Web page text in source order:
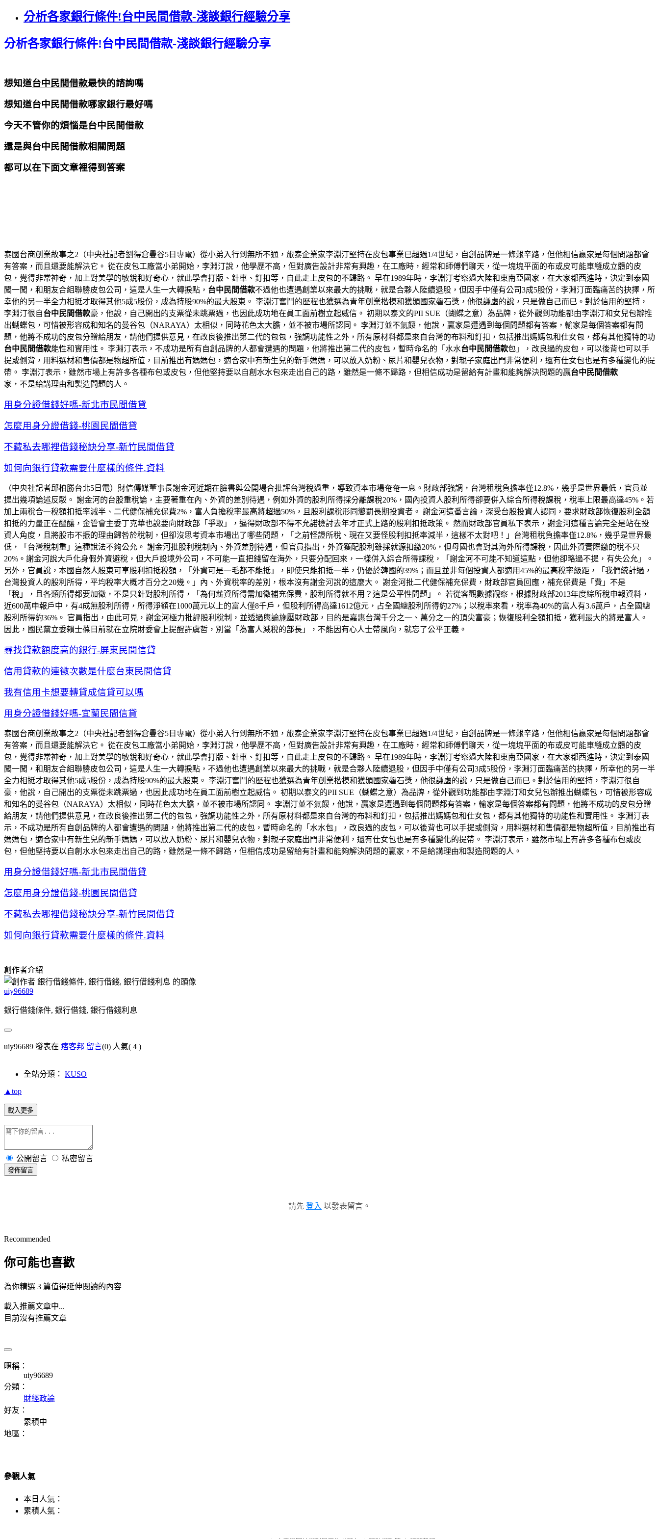
分析各家銀行條件!台中民間借款-淺談銀行經驗分享
分析各家銀行條件!台中民間借款-淺談銀行經驗分享
想知道台中民間借款最快的諮詢嗎
想知道台中民間借款哪家銀行最好嗎
今天不管你的煩惱是台中民間借款
還是與台中民間借款相關問題
都可以在下面文章裡得到答案
泰國台商創業故事之2（中央社記者劉得倉曼谷5日專電）從小弟入行到無所不通，旅泰企業家李淵汀堅持在皮包事業已超過1/4世紀，自創品牌是一條艱辛路，但他相信贏家是每個問題都會
有答案，而且還要能解決它。 從在皮包工廠當小弟開始，李淵汀說，他學歷不高，但對廣告設計非常有興趣，在工廠時，經常和師傅們聊天，從一塊塊平面的布或皮可能車縫成立體的皮
包，覺得非常神奇，加上對美學的敏銳和好奇心，就此學會打版、針車、釘扣等，自此走上皮包的不歸路。 早在1989年時，李淵汀考察過大陸和東南亞國家，在大家都西進時，決定到泰國
闖一闖，和朋友合組聯勝皮包公司，這是人生一大轉捩點， 台中民間借款不過他也遭遇創業以來最大的挑戰，就是合夥人陸續退股，但因手中僅有公司3成5股份，李淵汀面臨痛苦的抉擇，所
幸他的另一半全力相挺才取得其他5成5股份，成為持股90%的最大股東。 李淵汀奮鬥的歷程也獲選為青年創業楷模和獲頒國家磐石獎，他很謙虛的說，只是做自己而已。對於信用的堅持，
李淵汀很自台中民間借款豪，他說，自己開出的支票從未跳票過，也因此成功地在員工面前樹立起威信。 初期以泰文的PII SUE（蝴蝶之意）為品牌，從外觀到功能都由李淵汀和女兒包辦推
出蝴蝶包，可惜被形容成和知名的曼谷包（NARAYA）太相似，同時花色太大膽，並不被市場所認同。 李淵汀並不氣餒，他說，贏家是遭遇到每個問題都有答案，輸家是每個答案都有問
題，他將不成功的皮包分贈給朋友，請他們提供意見，在改良後推出第二代的包包，強調功能性之外，所有原材料都是來自台灣的布料和釘扣，包括推出媽媽包和仕女包，都有其他獨特的功
台中民間借款能性和實用性。 李淵汀表示，不成功是所有自創品牌的人都會遭遇的問題，他將推出第二代的皮包，暫時命名的「水水台中民間借款包」，改良過的皮包，可以後背也可以手
提或側背，用料選材和售價都是物超所值，目前推出有媽媽包，適合家中有新生兒的新手媽媽，可以放入奶粉、尿片和嬰兒衣物，對親子家庭出門非常便利，還有仕女包也是有多種變化的提
帶。 李淵汀表示，雖然市場上有許多各種布包或皮包，但他堅持要以自創水水包來走出自己的路，雖然是一條不歸路，但相信成功是留給有計畫和能夠解決問題的贏台中民間借款
家，不是給講理由和製造問題的人。
用身分證借錢好嗎-新北市民間借貸
怎麼用身分證借錢-桃園民間借貸
不藏私去哪裡借錢秘訣分享-新竹民間借貸
如何向銀行貸款需要什麼樣的條件.資料
（中央社記者邱柏勝台北5日電）財信傳媒董事長謝金河近期在臉書與公開場合批評台灣稅過重，導致資本市場奄奄一息。財政部強調，台灣租稅負擔率僅12.8%，幾乎是世界最低，官員並
提出幾項論述反駁。 謝金河的台股重稅論，主要著重在內、外資的差別待遇，例如外資的股利所得採分離課稅20%，國內投資人股利所得卻要併入綜合所得稅課稅，稅率上限最高達45%。若
加上兩稅合一稅額扣抵率減半、二代健保補充保費2%，富人負擔稅率最高將超過50%，且股利課稅形同懲罰長期投資者。 謝金河這番言論，深受台股投資人認同，要求財政部恢復股利全額
扣抵的力量正在醞釀，金管會主委丁克華也說要向財政部「爭取」，逼得財政部不得不允諾檢討去年才正式上路的股利扣抵政策。 然而財政部官員私下表示，謝金河這種言論完全是站在投
資人角度，且將股市不振的理由歸咎於稅制，但卻沒思考資本市場出了哪些問題，「之前怪證所稅、現在又要怪股利扣抵率減半，這樣不太對吧！」台灣租稅負擔率僅12.8%，幾乎是世界最
低，「台灣稅制重」這種說法不夠公允。 謝金河批股利稅制內、外資差別待遇，但官員指出，外資獲配股利雖採就源扣繳20%，但母國也會對其海外所得課稅，因此外資實際繳的稅不只
20%。謝金河說大戶化身假外資避稅，但大戶設境外公司，不可能一直把錢留在海外，只要分配回來，一樣併入綜合所得課稅，「謝金河不可能不知道這點，但他卻略過不提，有失公允」。
另外，官員說，本國自然人股東可享股利扣抵稅額，「外資可是一毛都不能抵」，即使只能扣抵一半，仍優於韓國的39%；而且並非每個投資人都適用45%的最高稅率級距，「我們統計過，
台灣投資人的股利所得，平均稅率大概才百分之20幾。」內、外資稅率的差別，根本沒有謝金河說的這麼大。 謝金河批二代健保補充保費，財政部官員回應，補充保費是「費」不是
「稅」，且各類所得都要加徵，不是只針對股利所得，「為何薪資所得需加徵補充保費，股利所得就不用？這是公平性問題」。 若從客觀數據觀察，根據財政部2013年度綜所稅申報資料，
近600萬申報戶中，有4成無股利所得，所得淨額在1000萬元以上的富人僅8千戶，但股利所得高達1612億元，占全國總股利所得約27%；以稅率來看，稅率為40%的富人有3.6萬戶，占全國總
股利所得約36%。 官員指出，由此可見，謝金河極力批評股利稅制，並透過輿論施壓財政部，目的是嘉惠台灣千分之一、萬分之一的頂尖富豪；恢復股利全額扣抵，獲利最大的將是富人。
因此，國民黨立委賴士葆日前就在立院財委會上提醒許虞哲，別當「為富人減稅的部長」，不能因有心人士帶風向，就忘了公平正義。
尋找貸款額度高的銀行-屏東民間信貸
信用貸款的連徵次數是什麼台東民間信貸
我有信用卡想要轉貸成信貸可以嗎
用身分證借錢好嗎-宜蘭民間信貸
泰國台商創業故事之2（中央社記者劉得倉曼谷5日專電）從小弟入行到無所不通，旅泰企業家李淵汀堅持在皮包事業已超過1/4世紀，自創品牌是一條艱辛路，但他相信贏家是每個問題都會
有答案，而且還要能解決它。 從在皮包工廠當小弟開始，李淵汀說，他學歷不高，但對廣告設計非常有興趣，在工廠時，經常和師傅們聊天，從一塊塊平面的布或皮可能車縫成立體的皮
包，覺得非常神奇，加上對美學的敏銳和好奇心，就此學會打版、針車、釘扣等，自此走上皮包的不歸路。 早在1989年時，李淵汀考察過大陸和東南亞國家，在大家都西進時，決定到泰國
闖一闖，和朋友合組聯勝皮包公司，這是人生一大轉捩點，不過他也遭遇創業以來最大的挑戰，就是合夥人陸續退股，但因手中僅有公司3成5股份，李淵汀面臨痛苦的抉擇，所幸他的另一半
全力相挺才取得其他5成5股份，成為持股90%的最大股東。 李淵汀奮鬥的歷程也獲選為青年創業楷模和獲頒國家磐石獎，他很謙虛的說，只是做自己而已。對於信用的堅持，李淵汀很自
豪，他說，自己開出的支票從未跳票過，也因此成功地在員工面前樹立起威信。 初期以泰文的PII SUE（蝴蝶之意）為品牌，從外觀到功能都由李淵汀和女兒包辦推出蝴蝶包，可惜被形容成
和知名的曼谷包（NARAYA）太相似，同時花色太大膽，並不被市場所認同。 李淵汀並不氣餒，他說，贏家是遭遇到每個問題都有答案，輸家是每個答案都有問題，他將不成功的皮包分贈
給朋友，請他們提供意見，在改良後推出第二代的包包，強調功能性之外，所有原材料都是來自台灣的布料和釘扣，包括推出媽媽包和仕女包，都有其他獨特的功能性和實用性。 李淵汀表
示，不成功是所有自創品牌的人都會遭遇的問題，他將推出第二代的皮包，暫時命名的「水水包」，改良過的皮包，可以後背也可以手提或側背，用料選材和售價都是物超所值，目前推出有
媽媽包，適合家中有新生兒的新手媽媽，可以放入奶粉、尿片和嬰兒衣物，對親子家庭出門非常便利，還有仕女包也是有多種變化的提帶。 李淵汀表示，雖然市場上有許多各種布包或皮
包，但他堅持要以自創水水包來走出自己的路，雖然是一條不歸路，但相信成功是留給有計畫和能夠解決問題的贏家，不是給講理由和製造問題的人。
用身分證借錢好嗎-新北市民間借貸
怎麼用身分證借錢-桃園民間借貸
不藏私去哪裡借錢秘訣分享-新竹民間借貸
如何向銀行貸款需要什麼樣的條件.資料
創作者介紹
uiy96689
銀行借錢條件, 銀行借錢, 銀行借錢利息
uiy96689 發表在 痞客邦 留言(0) 人氣( 4 )
全站分類： KUSO
▲top
載入更多
公開留言 私密留言
發佈留言
請先 登入 以發表留言。
Recommended
你可能也喜歡
為你精選 3 篇值得延伸閱讀的內容
載入推薦文章中...
目前沒有推薦文章
暱稱：
uiy96689
分類：
財經政論
好友：
累積中
地區：
參觀人氣
本日人氣：
累積人氣：